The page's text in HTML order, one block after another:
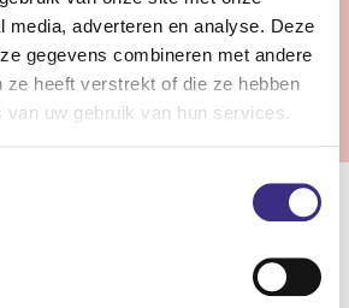
media, adverteren en analyse. Deze
gegevens combineren met andere
ze heeft verstrekt of die ze hebben
uw gebruik van hun services.
1 2 3 Volgende
in de gehandicaptenzorg
staan wij klaar om cliënten met